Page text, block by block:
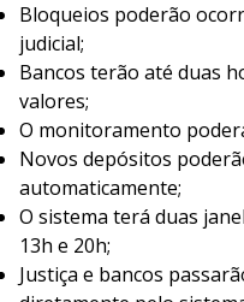
Bloqueios poderão
judicial;
Bancos terão até duas
valores;
O monitoramento
Novos depósitos
automaticamente;
O sistema terá duas
13h e 20h;
Justiça e bancos